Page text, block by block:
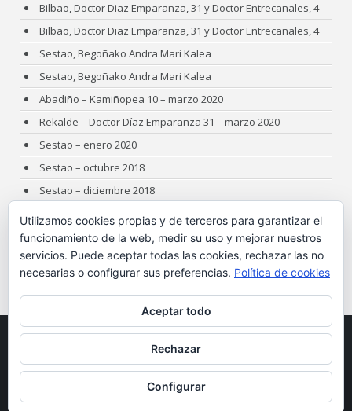
Bilbao, Doctor Diaz Emparanza, 31 y Doctor Entrecanales, 4
Bilbao, Doctor Diaz Emparanza, 31 y Doctor Entrecanales, 4
Sestao, Begoñako Andra Mari Kalea
Sestao, Begoñako Andra Mari Kalea
Abadiño – Kamiñopea 10 – marzo 2020
Rekalde – Doctor Díaz Emparanza 31 – marzo 2020
Sestao – enero 2020
Sestao – octubre 2018
Sestao – diciembre 2018
Sestao – octubre 2019
Sestao – junio 2018
Sestao – abril 2018
Algorta – julio 2018
Copyright © Laurendi-Zumardi |Aviso legal
Utilizamos cookies propias y de terceros para garantizar el
funcionamiento de la web, medir su uso y mejorar nuestros
servicios. Puede aceptar todas las cookies, rechazar las no
necesarias o configurar sus preferencias. Política de cookies
Aceptar todo
Rechazar
Configurar